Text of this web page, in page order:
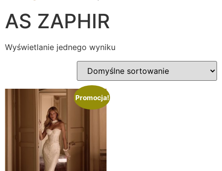
AS ZAPHIR
Wyświetlanie jednego wyniku
Promocja!